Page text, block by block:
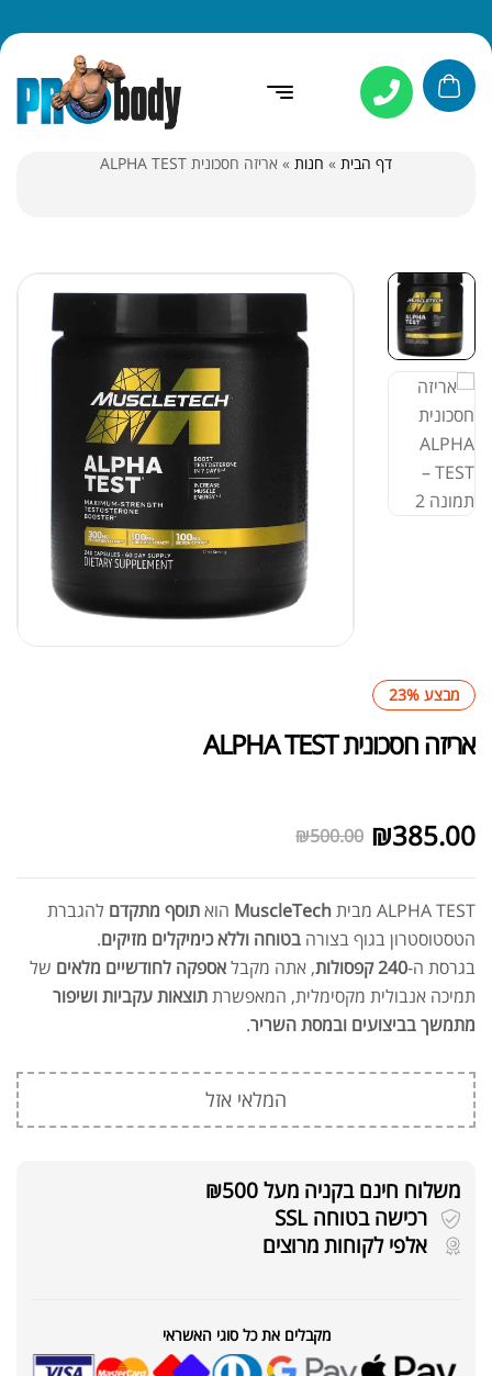
דף הבית » חנות » אריזה חסכונית ALPHA TEST
מבצע 23%
אריזה חסכונית ALPHA TEST
₪500.00 ₪385.00
ALPHA TEST מבית MuscleTech הואתוסף מתקדם להגברת
הטסטוסטרון בגוף בצורה בטוחה וללא כימיקלים מזיקים.
בגרסת ה-240 קפסולות , אתה מקבלאספקה לחודשיים מלאים של
תמיכה אנבולית מקסימלית, המאפשרתתוצאות עקביות ושיפור
מתמשך בביצועים ובמסת השריר.
המלאי אזל
משלוח חינם בקניה מעל ₪500
רכישה בטוחה SSL
אלפי לקוחות מרוצים
מקבלים את כל סוגי האשראי